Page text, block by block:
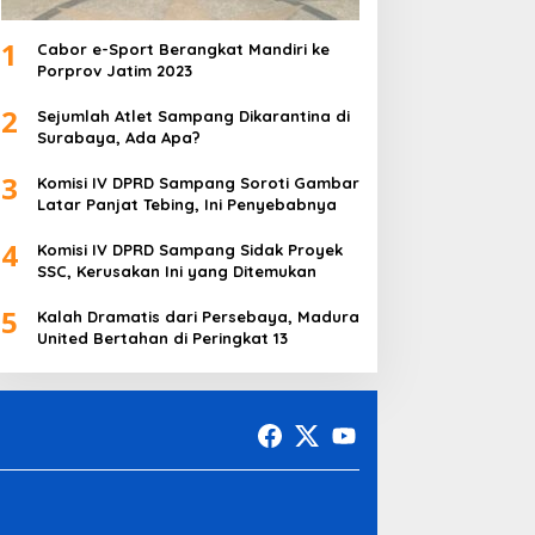
1
Cabor e-Sport Berangkat Mandiri ke
Porprov Jatim 2023
2
Sejumlah Atlet Sampang Dikarantina di
Surabaya, Ada Apa?
3
Komisi IV DPRD Sampang Soroti Gambar
Latar Panjat Tebing, Ini Penyebabnya
4
Komisi IV DPRD Sampang Sidak Proyek
SSC, Kerusakan Ini yang Ditemukan
5
Kalah Dramatis dari Persebaya, Madura
United Bertahan di Peringkat 13